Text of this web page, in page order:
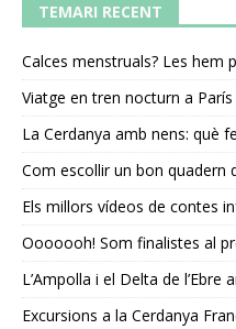
TEMARI RECENT
Calces menstruals? Les hem
Viatge en tren nocturn a
La Cerdanya amb nens: què
Com escollir un bon quadern
Els millors vídeos de contes
Ooooooh! Som finalistes al
L’Ampolla i el Delta de l’Ebre
Excursions a la Cerdanya